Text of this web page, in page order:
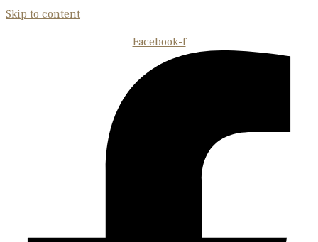
Skip to content
Facebook-f